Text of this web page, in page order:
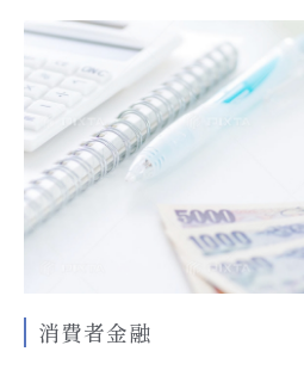
消費者金融